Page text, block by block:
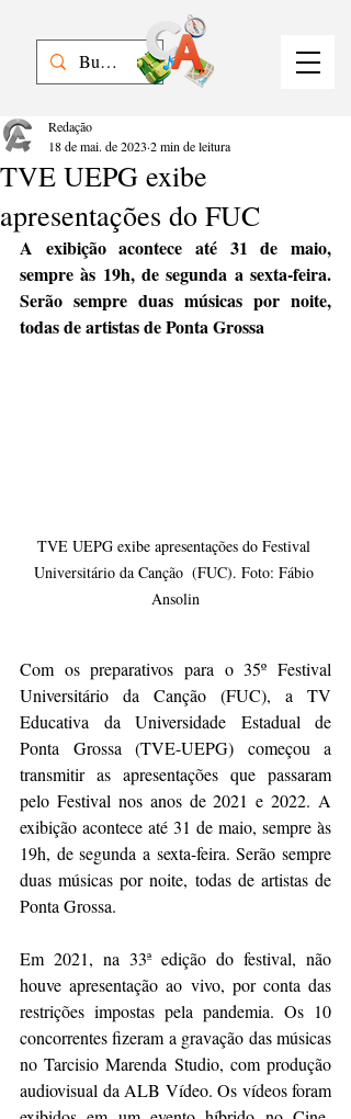
TVE UEPG exibe
apresentações do FUC
Redação
18 de mai. de 2023 2 min de leitura
A exibição acontece até 31 de maio,
sempre às 19h, de segunda a sexta-feira.
Serão sempre duas músicas por noite,
todas de artistas de Ponta Grossa
TVE UEPG exibe apresentações do Festival
Universitário da Canção  (FUC). Foto: Fábio
Ansolin
Com os preparativos para o 35º Festival
Universitário da Canção (FUC), a TV
Educativa da Universidade Estadual de
Ponta Grossa (TVE-UEPG) começou a
transmitir as apresentações que passaram
pelo Festival nos anos de 2021 e 2022. A
exibição acontece até 31 de maio, sempre às
19h, de segunda a sexta-feira. Serão sempre
duas músicas por noite, todas de artistas de
Ponta Grossa.
Em 2021, na 33ª edição do festival, não
houve apresentação ao vivo, por conta das
restrições impostas pela pandemia. Os 10
concorrentes fizeram a gravação das músicas
no Tarcisio Marenda Studio, com produção
audiovisual da ALB Vídeo. Os vídeos foram